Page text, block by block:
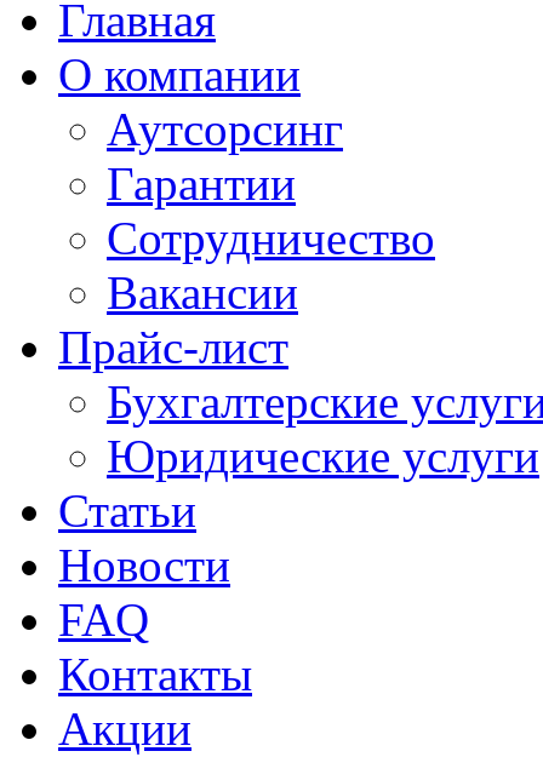
Главная
О компании
Аутсорсинг
Гарантии
Сотрудничество
Вакансии
Прайс-лист
Бухгалтерские
Юридические услуги
Статьи
Новости
FAQ
Контакты
Акции